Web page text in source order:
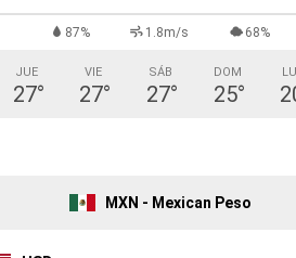
87% 1.8m/s 68%
JUE
27°
VIE
27°
SÁB
27°
DOM
25°
MXN - Mexican Peso